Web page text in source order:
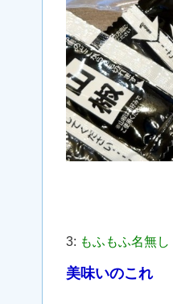
3: もふもふ名無し
美味いのこれ